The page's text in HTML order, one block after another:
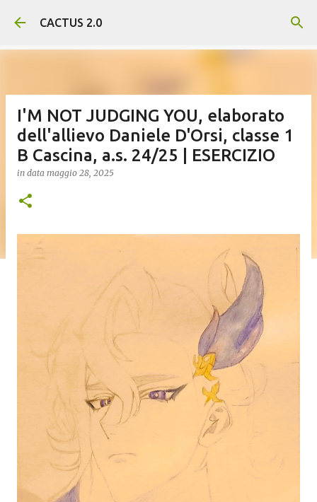
Passa ai contenuti principali
CACTUS 2.0
I'M NOT JUDGING YOU, elaborato
dell'allievo Daniele D'Orsi, classe 1
B Cascina, a.s. 24/25 | ESERCIZIO
in data maggio 28, 2025